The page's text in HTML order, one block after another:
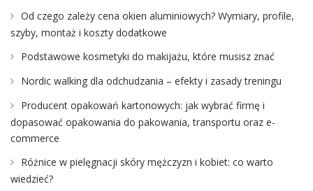
Od czego zależy cena okien aluminiowych? Wymiary, profile,
szyby, montaż i koszty dodatkowe
Podstawowe kosmetyki do makijażu, które musisz znać
Nordic walking dla odchudzania – efekty i zasady treningu
Producent opakowań kartonowych: jak wybrać firmę i
dopasować opakowania do pakowania, transportu oraz e-
commerce
Różnice w pielęgnacji skóry mężczyzn i kobiet: co warto
wiedzieć?